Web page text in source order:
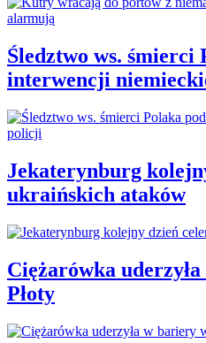
Śledztwo ws. śmierci
interwencji
Jekaterynburg
ukraińskich ataków
Ciężarówka
Płoty